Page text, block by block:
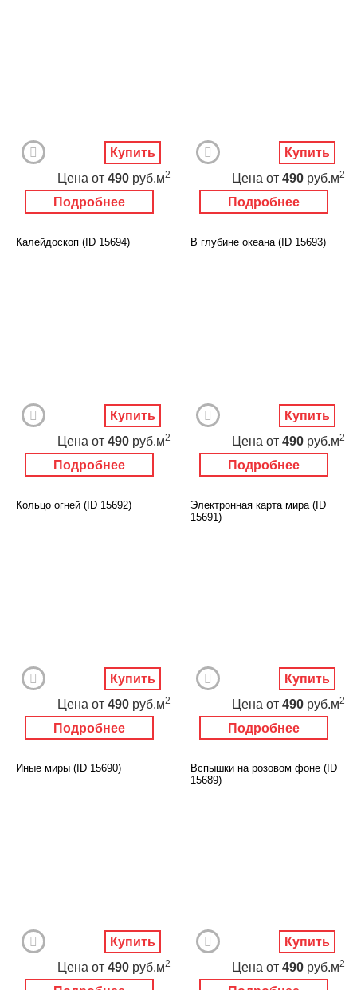
Подробнее
Цена от 490 руб.м2
Купить
Подробнее
Цена от 490 руб.м2
Купить
Калейдоскоп (ID 15694)
Подробнее
Цена от 490 руб.м2
Купить
В глубине океана (ID 15693)
Подробнее
Цена от 490 руб.м2
Купить
Кольцо огней (ID 15692)
Подробнее
Цена от 490 руб.м2
Купить
Электронная карта мира (ID
15691)
Подробнее
Цена от 490 руб.м2
Купить
Иные миры (ID 15690)
Цена от 490 руб.м2
Купить
Вспышки на розовом фоне (ID
15689)
Цена от 490 руб.м2
Купить